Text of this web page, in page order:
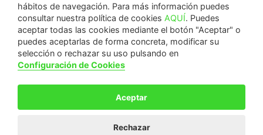
La Fundación Séneca-Agencia de Ciencia y Tecnología de la Región de Murcia es una
entidad sin ánimo de lucro, bajo forma de fundación del sector público autonómico, inscrita
con el número 1-15 en el Registro de Fundaciones de la Región de Murcia.
hábitos de navegación. Para más información puedes
consultar nuestra política de cookies AQUÍ. Puedes
aceptar todas las cookies mediante el botón "Aceptar" o
puedes aceptarlas de forma concreta, modificar su
selección o rechazar su uso pulsando en
Configuración de Cookies
Aceptar
Rechazar